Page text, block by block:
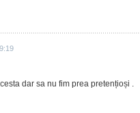
dar sa nu fim prea pretențioși .